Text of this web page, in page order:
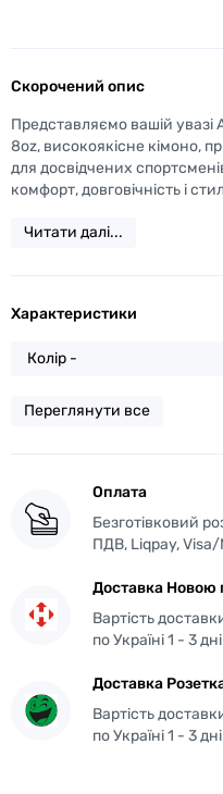
Скорочений опис
Представляємо вашій увазі
8oz, високоякісне кімоно,
для досвідчених
комфорт, довговічність і
Читати далі...
Характеристики
Колір -
Переглянути все
Оплата
Безготівковий
ПДВ, Liqpay, Visa/
Доставка Новою
Вартість
по Україні 1 - 3 дні
Доставка
Вартість
по Україні 1 - 3